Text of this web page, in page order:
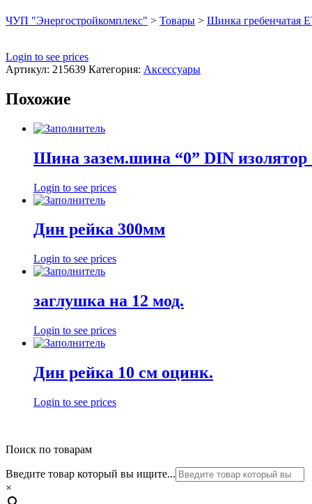
ЧУП "Энергостройкомплекс" > Товары > Шинка гребенчатая
Login to see prices
Артикул: 215639 Категория: Аксессуары
Похожие
Шина зазем.шина “0” DIN изолятор
Login to see prices
Дин рейка 300мм
Login to see prices
заглушка на 12 мод.
Login to see prices
Дин рейка 10 см оцинк.
Login to see prices
Поиск по товарам
Введите товар который вы ищите...
×